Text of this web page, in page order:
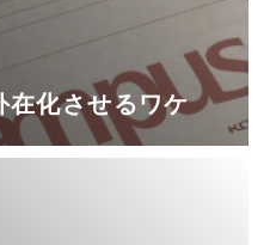
在化させるワケ